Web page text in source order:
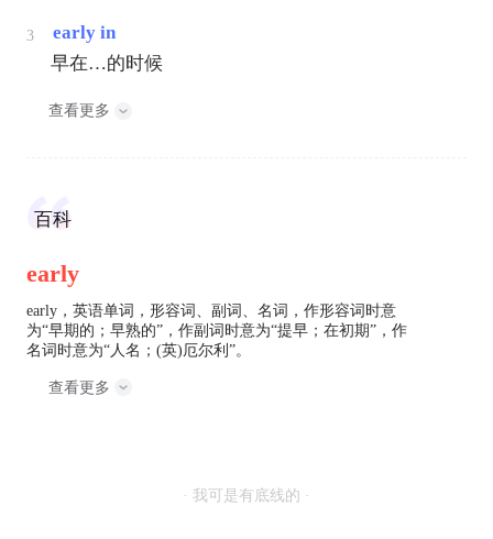
3
early in
早在…的时候
查看更多
百科
early
early，英语单词，形容词、副词、名词，作形容词时意
为“早期的；早熟的”，作副词时意为“提早；在初期”，作
名词时意为“人名；(英)厄尔利”。
查看更多
· 我可是有底线的 ·